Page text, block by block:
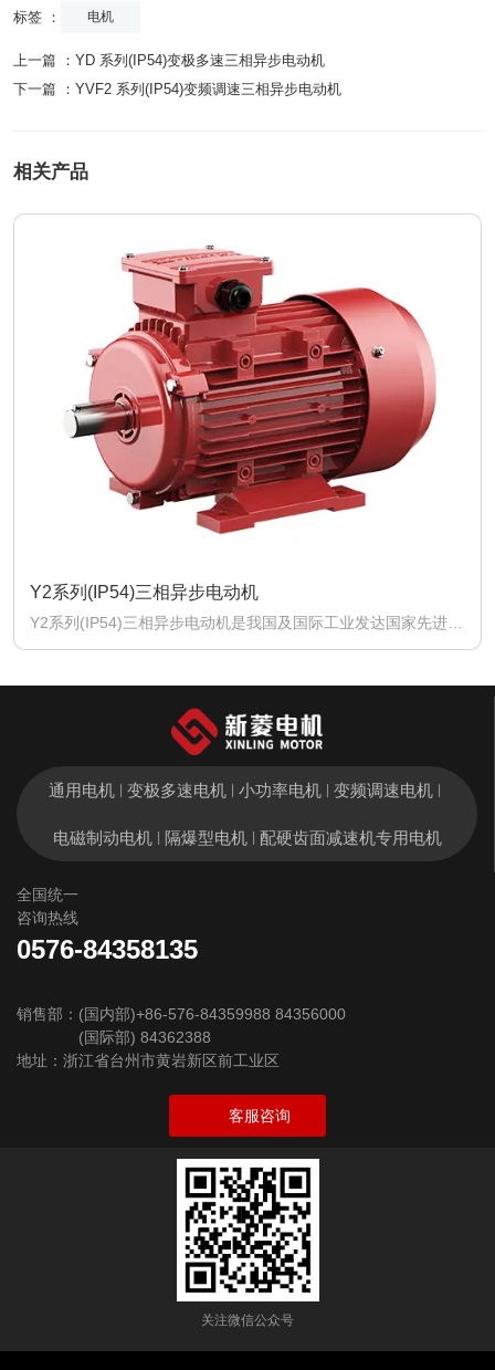
标签 ： 电机
上一篇 ： YD 系列(IP54)变极多速三相异步电动机
下一篇 ： YVF2 系列(IP54)变频调速三相异步电动机
相关产品
YE3 系列(IP55)三相异步电动机
YE3系列(IP55)三相异步电动机是我国及国际工业发达国家先进
经验而开发设计的最新一代三相异步电动机产品。各项性能指标
异步电动机机座号从63到355共计15个机座号，极数有2极、4
极、6极、8极，功率从0.12KW到315KW 共计117 个规格。 本
极，功率从0.12KW到 200KW共计 104个规格。
通用电机 | 变极多速电机 | 小功率电机 | 变频调速电机 |
电磁制动电机 | 隔爆型电机 | 配硬齿面减速机专用电机
全国统一
咨询热线
0576-84358135
销售部：(国内部)+86-576-84359988 84356000
(国际部) 84362388
地址：浙江省台州市黄岩新区前工业区
客服咨询
关注微信公众号